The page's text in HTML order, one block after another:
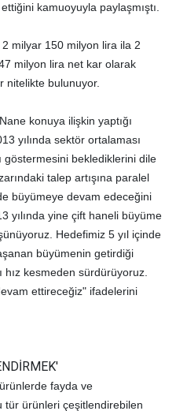
kamuoyuyla paylaşmıştı.
2 milyar 150 milyon lira ila 2
milyon lira net kar olarak
nitelikte bulunuyor.
konuya ilişkin yaptığı
yılında sektör ortalaması
göstermesini beklediklerini dile
talep artışına paralel
büyümeye devam edeceğini
yılında yine çift haneli büyüme
Hedefimiz 5 yıl içinde
büyümenin getirdiği
hız kesmeden sürdürüyoruz.
ettireceğiz" ifadelerini
fayda ve
tür ürünleri çeşitlendirebilen